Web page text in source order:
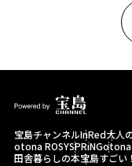
宝島チャンネルInRed大人
otona ROSYSPRiNGotona
田舎暮らしの本宝島すごい